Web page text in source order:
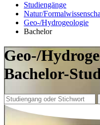
Studiengänge
Natur/
Geo-/Hydrogeologie
Bachelor
Geo-/
Bachelor-